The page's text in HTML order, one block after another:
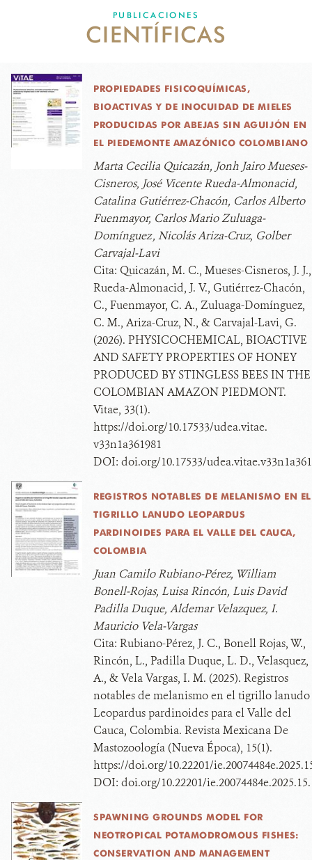
NOTICIAS
PUBLICACIONES
ALIADOS Y ALIANZAS
INFORME ANUAL WCS
MECANISMO DE ATENCIÓN DE QUEJAS Y RECLAMOS
DONA
PUBLICACIONES
CIENTÍFICAS
PROPIEDADES FISICOQUÍMICAS,
BIOACTIVAS Y DE INOCUIDAD DE MIELES
PRODUCIDAS POR ABEJAS SIN AGUIJÓN EN
EL PIEDEMONTE AMAZÓNICO COLOMBIANO
Marta Cecilia Quicazán, Jonh Jairo Mueses-
Cisneros, José Vicente Rueda-Almonacid,
Catalina Gutiérrez-Chacón, Carlos Alberto
Fuenmayor, Carlos Mario Zuluaga-
Domínguez , Nicolás Ariza-Cruz, Golber
Carvajal-Lavi
Cita: Quicazán, M. C., Mueses-Cisneros, J. J.,
Rueda-Almonacid, J. V., Gutiérrez-Chacón,
C., Fuenmayor, C. A., Zuluaga-Domínguez,
C. M., Ariza-Cruz, N., & Carvajal-Lavi, G.
(2026). PHYSICOCHEMICAL, BIOACTIVE
AND SAFETY PROPERTIES OF HONEY
PRODUCED BY STINGLESS BEES IN THE
COLOMBIAN AMAZON PIEDMONT.
Vitae, 33(1).
https://doi.org/10.17533/udea.vitae.
v33n1a361981
DOI:doi.org/10.17533/
REGISTROS NOTABLES DE MELANISMO EN EL
TIGRILLO LANUDO LEOPARDUS
PARDINOIDES PARA EL VALLE DEL CAUCA,
COLOMBIA
Juan Camilo Rubiano-Pérez, William
Bonell-Rojas, Luisa Rincón, Luis David
Padilla Duque, Aldemar Velazquez, I.
Mauricio Vela-Vargas
Cita:Rubiano-Pérez, J. C., Bonell Rojas, W.,
Rincón, L., Padilla Duque, L. D., Velasquez,
A., & Vela Vargas, I. M. (2025). Registros
notables de melanismo en el tigrillo lanudo
Leopardus pardinoides para el Valle del
Cauca, Colombia. Revista Mexicana De
Mastozoología (Nueva Época), 15(1).
https://doi.org/10.22201/
DOI:doi.org/10.22201/
SPAWNING GROUNDS MODEL FOR
NEOTROPICAL POTAMODROMOUS FISHES:
CONSERVATION AND MANAGEMENT